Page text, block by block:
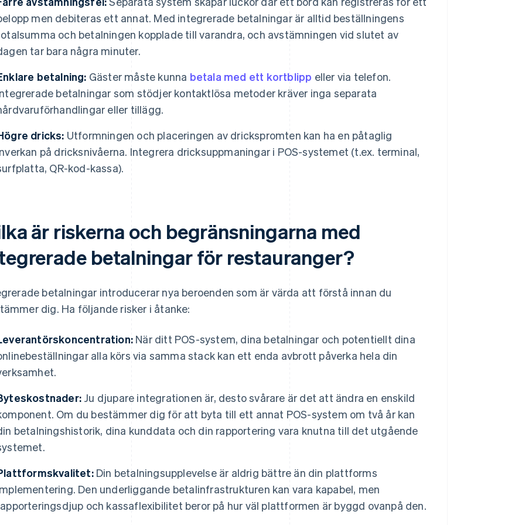
men debiteras ett annat. Med integrerade betalningar är alltid beställningens
och betalningen kopplade till varandra, och avstämningen vid slutet av
tar bara några minuter.
betalning: Gäster måste kunna betala med ett kortblipp eller via telefon.
betalningar som stödjer kontaktlösa metoder kräver inga separata
eller tillägg.
dricks: Utformningen och placeringen av drickspromten kan ha en påtaglig
på dricksnivåerna. Integrera dricksuppmaningar i POS-systemet (t.ex. terminal,
QR-kod-kassa).
är riskerna och begränsningarna med
betalningar för restauranger?
betalningar introducerar nya beroenden som är värda att förstå innan du
dig. Ha följande risker i åtanke:
När ditt POS-system, dina betalningar och potentiellt dina
alla körs via samma stack kan ett enda avbrott påverka hela din
Ju djupare integrationen är, desto svårare är det att ändra en enskild
Om du bestämmer dig för att byta till ett annat POS-system om två år kan
betalningshistorik, dina kunddata och din rapportering vara knutna till det utgående
Din betalningsupplevelse är aldrig bättre än din plattforms
Den underliggande betalinfrastrukturen kan vara kapabel, men
och kassaflexibilitet beror på hur väl plattformen är byggd ovanpå den.